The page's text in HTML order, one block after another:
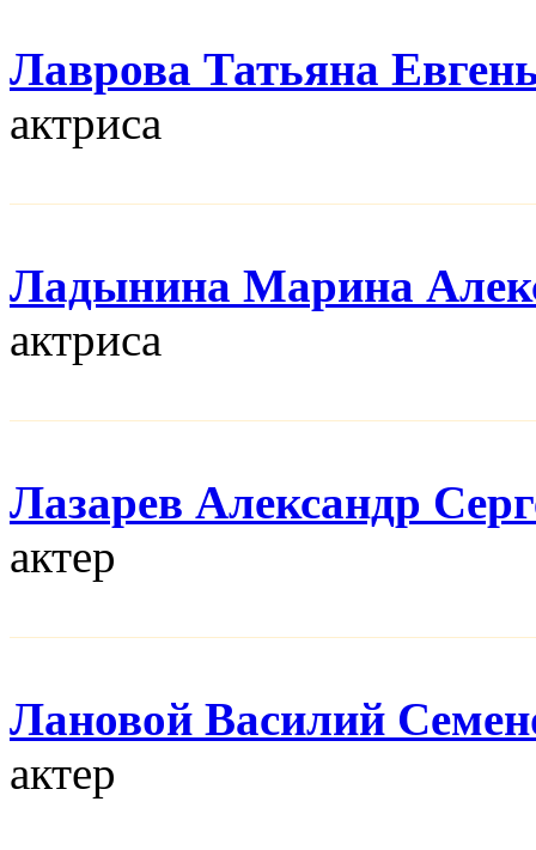
Лаврова Татьяна
актриса
Ладынина Марина
актриса
Лазарев Александр
актер
Лановой Василий
актер